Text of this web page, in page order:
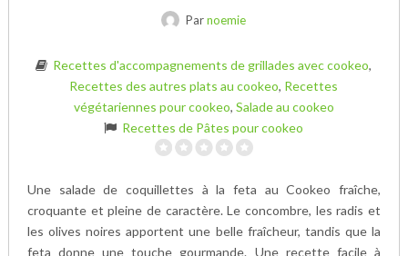
Parnoemie
Recettes d'accompagnements de grillades avec cookeo,
Recettes des autres plats au cookeo, Recettes
végétariennes pour cookeo, Salade au cookeo
Recettes de Pâtes pour cookeo
Une salade de coquillettes à la feta au Cookeo fraîche,
croquante et pleine de caractère. Le concombre, les radis et
les olives noires apportent une belle fraîcheur, tandis que la
feta donne une touche gourmande. Une recette facile à